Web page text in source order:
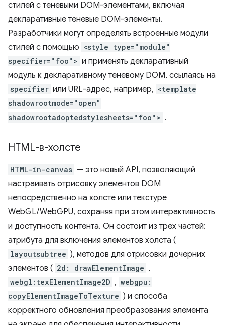
стилей с теневыми DOM-элементами, включая
декларативные теневые DOM-элементы.
Разработчики могут определять встроенные модули
стилей с помощью <style type="module"
specifier="foo"> и применять декларативный
модуль к декларативному теневому DOM, ссылаясь на
specifier или URL-адрес, например, <template
shadowrootmode="open"
shadowrootadoptedstylesheets="foo"> .
HTML-в-холсте
HTML-in-canvas — это новый API, позволяющий
настраивать отрисовку элементов DOM
непосредственно на холсте или текстуре
WebGL/WebGPU, сохраняя при этом интерактивность
и доступность контента. Он состоит из трех частей:
атрибута для включения элементов холста (
layoutsubtree ), методов для отрисовки дочерних
элементов ( 2d: drawElementImage ,
webgl:texElementImage2D , webgpu:
copyElementImageToTexture ) и способа
корректного обновления преобразования элемента